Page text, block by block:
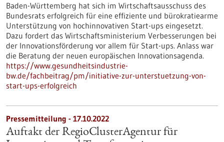
Baden-Württemberg hat sich im Wirtschaftsausschuss des
Bundesrats erfolgreich für eine effiziente und bürokratiearme
Unterstützung von hochinnovativen Start-ups eingesetzt.
Dazu fordert das Wirtschaftsministerium Verbesserungen bei
der Innovationsförderung vor allem für Start-ups. Anlass war
die Beratung der neuen europäischen Innovationsagenda.
https://www.gesundheitsindustrie-
bw.de/fachbeitrag/pm/initiative-zur-unterstuetzung-von-
start-ups-erfolgreich
Pressemitteilung - 17.10.2022
Auftakt der RegioClusterAgentur für